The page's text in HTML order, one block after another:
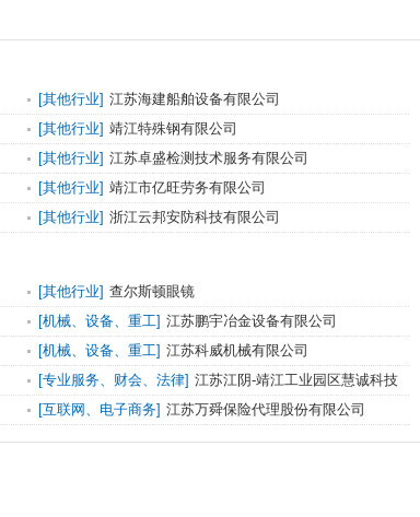
[其他行业] 江苏海建船舶设备有限公司
[其他行业] 靖江特殊钢有限公司
[其他行业] 江苏卓盛检测技术服务有限公司
[其他行业] 靖江市亿旺劳务有限公司
[其他行业] 浙江云邦安防科技有限公司
[其他行业] 查尔斯顿眼镜
[机械、设备、重工] 江苏鹏宇冶金设备有限公司
[机械、设备、重工] 江苏科威机械有限公司
[专业服务、财会、法律] 江苏江阴-靖江工业园区慧诚科技
有限公司
[互联网、电子商务] 江苏万舜保险代理股份有限公司